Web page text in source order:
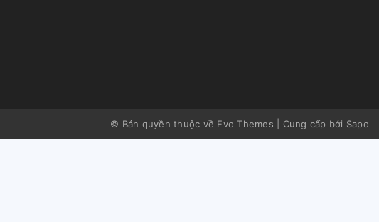
© Bản quyền thuộc về Evo Themes Cung cấp bởi Sapo